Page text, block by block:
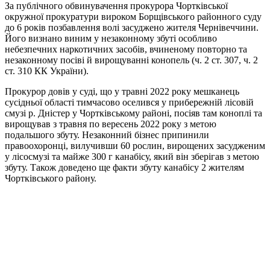
За публічного обвинувачення прокурора Чортківської
окружної прокуратури вироком Борщівського районного суду
до 6 років позбавлення волі засуджено жителя Чернівеччини.
Його визнано виним у незаконному збуті особливо
небезпечних наркотичних засобів, вчиненому повторно та
незаконному посіві й вирощуванні конопель (ч. 2 ст. 307, ч. 2
ст. 310 КК України).
Прокурор довів у суді, що у травні 2022 року мешканець
сусідньої області тимчасово оселився у прибережній лісовій
смузі р. Дністер у Чортківському районі, посіяв там коноплі та
вирощував з травня по вересень 2022 року з метою
подальшого збуту. Незаконний бізнес припинили
правоохоронці, вилучивши 60 рослин, вирощених засудженим
у лісосмузі та майже 300 г канабісу, який він зберігав з метою
збуту. Також доведено ще факти збуту канабісу 2 жителям
Чортківського району.